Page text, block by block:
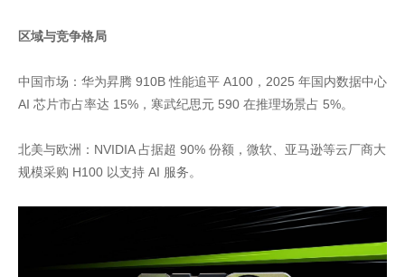
区域与竞争格局
中国市场：华为昇腾 910B 性能追平 A100，2025 年国内数据中心
AI 芯片市占率达 15%，寒武纪思元 590 在推理场景占 5%。
北美与欧洲：NVIDIA 占据超 90% 份额，微软、亚马逊等云厂商大
规模采购 H100 以支持 AI 服务。